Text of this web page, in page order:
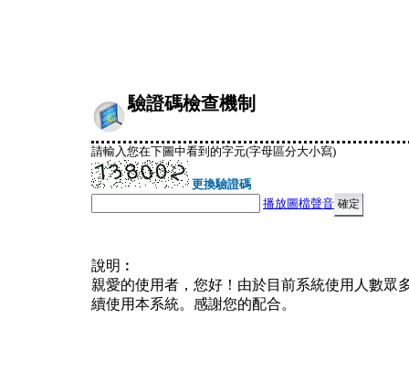
驗證碼檢查機制
請輸入您在下圖中看到的字元(字母區分大小寫)
更換驗證碼
播放圖檔聲音
說明︰
親愛的使用者，您好！由於目前系統使用人數眾
續使用本系統。感謝您的配合。